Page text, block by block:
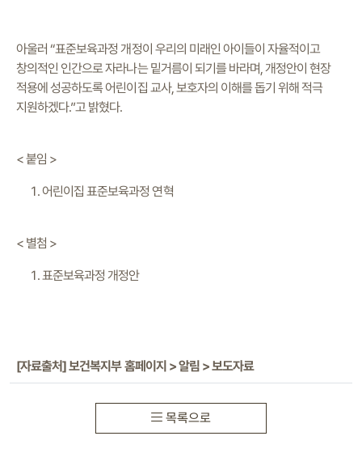
아울러 “표준보육과정 개정이 우리의 미래인 아이들이 자율적이고
창의적인 인간으로 자라나는 밑거름이 되기를 바라며, 개정안이 현장
적용에 성공하도록 어린이집 교사, 보호자의 이해를 돕기 위해 적극
지원하겠다.”고 밝혔다.
< 붙임 >
어린이집 표준보육과정 연혁
< 별첨 >
표준보육과정 개정안
[자료출처] 보건복지부 홈페이지 > 알림 > 보도자료
목록으로